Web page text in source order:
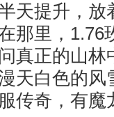
天提升，放
那里，1.76
真正的山林
天白色的风
传奇，有魔